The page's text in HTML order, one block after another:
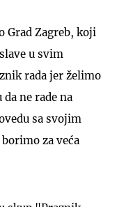
Grad Zagreb, koji
u svim
rada jer želimo
ne rade na
sa svojim
za veća